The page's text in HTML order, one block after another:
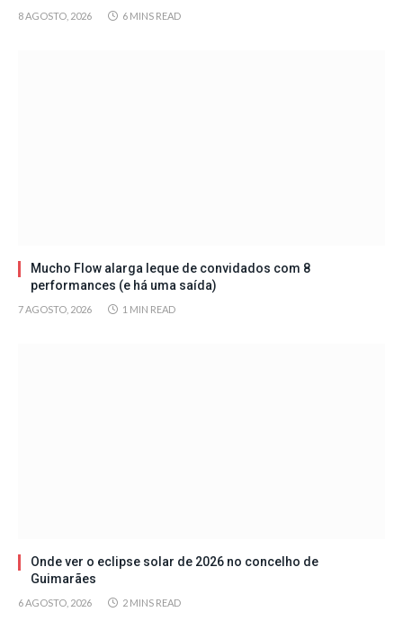
8 AGOSTO, 2026 6 MINS READ
Mucho Flow alarga leque de convidados com 8
performances (e há uma saída)
7 AGOSTO, 2026 1 MIN READ
Onde ver o eclipse solar de 2026 no concelho de
Guimarães
6 AGOSTO, 2026 2 MINS READ